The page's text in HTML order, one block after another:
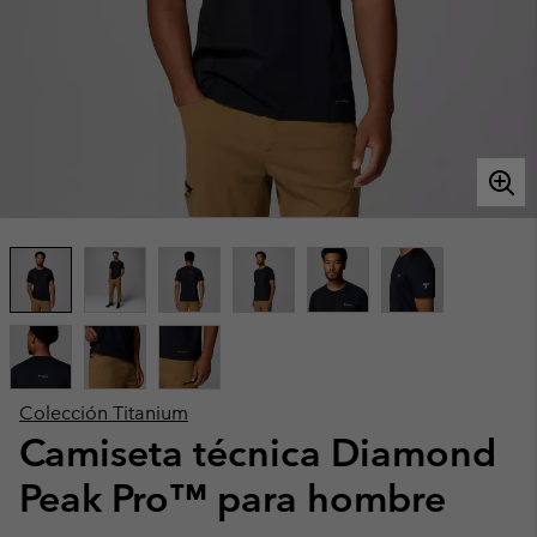
Colección Titanium
Camiseta técnica Diamond
Peak Pro™ para hombre